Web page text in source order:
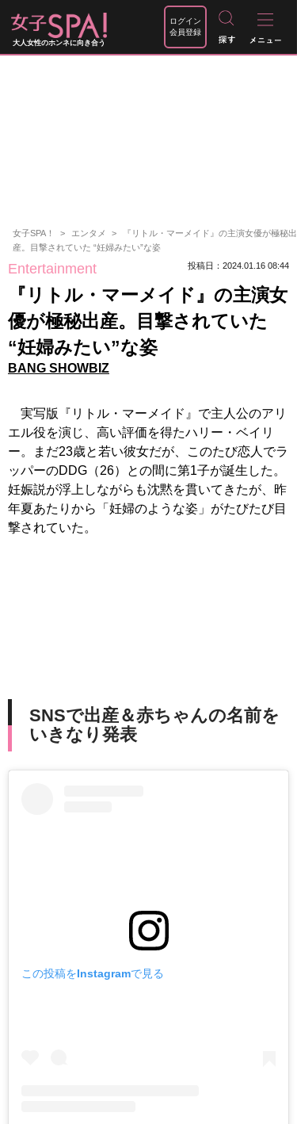
大人女性のホンネに向き合う
ログイン
会員登録
女子SPA！ エンタメ
『リトル・マーメイド』の主演女優が極秘出
産。目撃されていた “妊婦みたい”な姿
Entertainment 投稿日：2024.01.16 08:44
『リトル・マーメイド』の主演女
優が極秘出産。目撃されていた
“妊婦みたい”な姿
BANG SHOWBIZ
実写版『リトル・マーメイド』で主人公のアリ
エル役を演じ、高い評価を得たハリー・ベイリ
ー。まだ23歳と若い彼女だが、このたび恋人でラ
ッパーのDDG（26）との間に第1子が誕生した。
妊娠説が浮上しながらも沈黙を貫いてきたが、昨
年夏あたりから「妊婦のような姿」がたびたび目
撃されていた。
SNSで出産＆赤ちゃんの名前を
いきなり発表
この投稿をInstagramで見る